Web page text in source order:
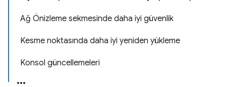
Ağ Önizleme sekmesinde daha iyi güvenlik
Kesme noktasında daha iyi yeniden yükleme
Konsol güncellemeleri